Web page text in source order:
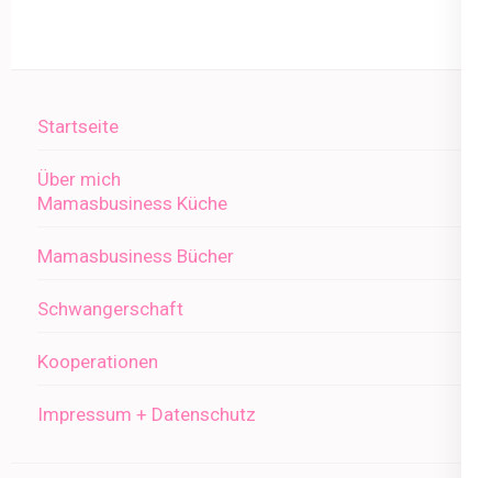
Startseite
Über mich
Mamasbusiness Küche
Mamasbusiness Bücher
Schwangerschaft
Kooperationen
Impressum + Datenschutz